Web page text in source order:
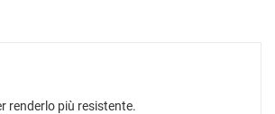
renderlo più resistente.